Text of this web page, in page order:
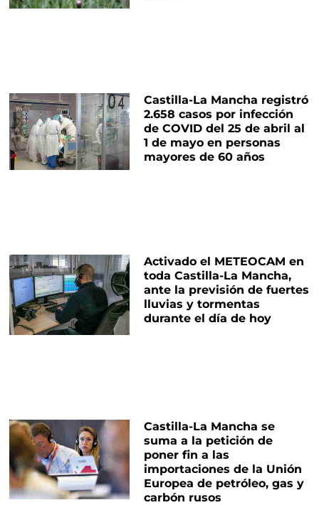
Castilla-La Mancha registró
2.658 casos por infección
de COVID del 25 de abril al
1 de mayo en personas
mayores de 60 años
Activado el METEOCAM en
toda Castilla-La Mancha,
ante la previsión de fuertes
lluvias y tormentas
durante el día de hoy
Castilla-La Mancha se
suma a la petición de
poner fin a las
importaciones de la Unión
Europea de petróleo, gas y
carbón rusos